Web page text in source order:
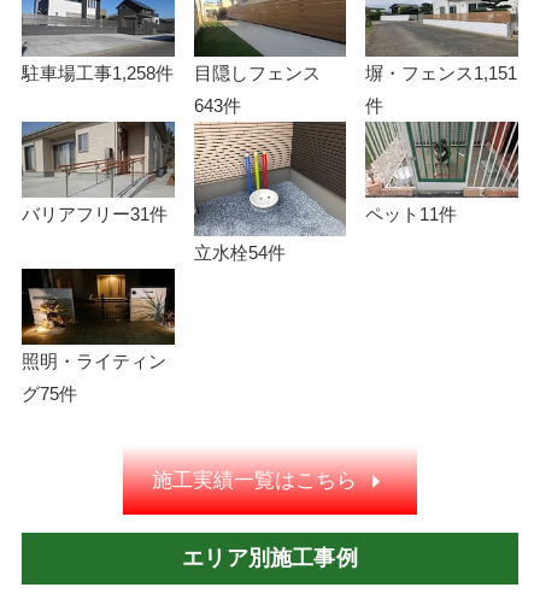
駐車場工事1,258件
目隠しフェンス
643件
塀・フェンス1,151
件
バリアフリー31件
立水栓54件
ペット 11件
照明・ライティン
グ75件
施工実績一覧はこちら
エリア別施工事例